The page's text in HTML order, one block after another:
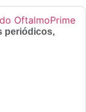
periódicos,